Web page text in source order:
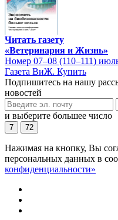
Читать газету
«Ветеринария и Жизнь»
Номер 07–08 (110–111)
Газета ВиЖ. Купить
Подпишитесь на нашу
новостей
и выберите большее число
7 72
Нажимая на кнопку, Вы
персональных данных в
конфиденциальности»